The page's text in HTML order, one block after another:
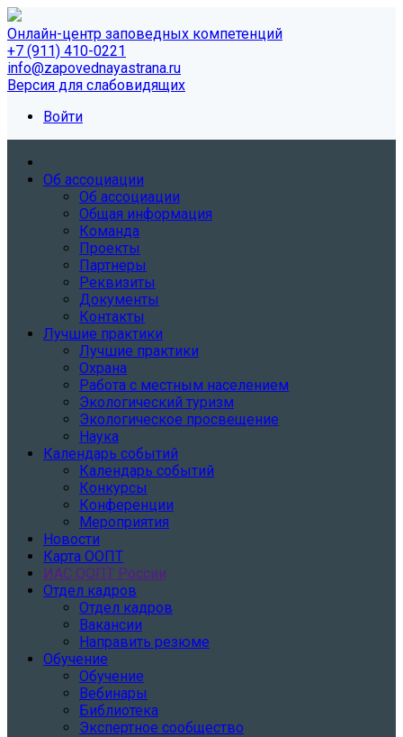
Онлайн-центр заповедных компетенций
+7 (911) 410-0221
info@zapovednayastrana.ru
Версия для слабовидящих
Войти
Об ассоциации
Об ассоциации
Общая информация
Команда
Проекты
Партнеры
Реквизиты
Документы
Контакты
Лучшие практики
Лучшие практики
Охрана
Работа с местным населением
Экологический туризм
Экологическое просвещение
Наука
Календарь событий
Календарь событий
Конкурсы
Конференции
Мероприятия
Новости
Карта ООПТ
ИАС ООПТ России
Отдел кадров
Отдел кадров
Вакансии
Направить резюме
Обучение
Обучение
Вебинары
Библиотека
Экспертное сообщество